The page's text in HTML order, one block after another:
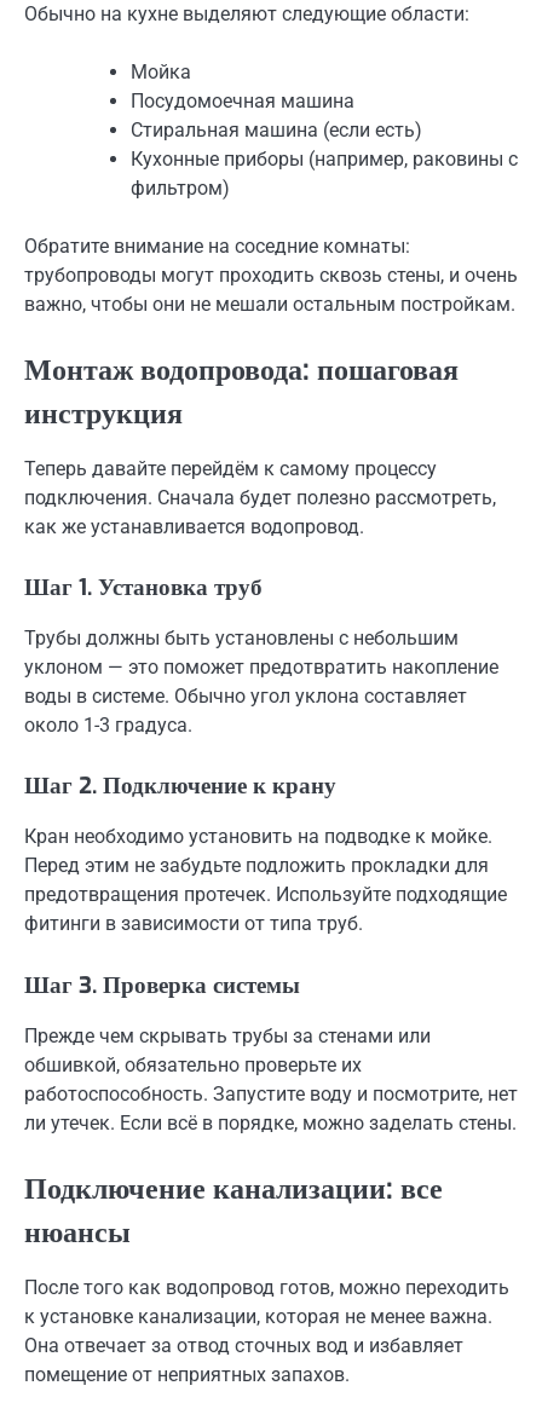
Обычно на кухне выделяют следующие области:
Мойка
Посудомоечная машина
Стиральная машина (если есть)
Кухонные приборы (например, раковины с
фильтром)
Обратите внимание на соседние комнаты:
трубопроводы могут проходить сквозь стены, и очень
важно, чтобы они не мешали остальным постройкам.
Монтаж водопровода: пошаговая
инструкция
Теперь давайте перейдём к самому процессу
подключения. Сначала будет полезно рассмотреть,
как же устанавливается водопровод.
Шаг 1. Установка труб
Трубы должны быть установлены с небольшим
уклоном — это поможет предотвратить накопление
воды в системе. Обычно угол уклона составляет
около 1-3 градуса.
Шаг 2. Подключение к крану
Кран необходимо установить на подводке к мойке.
Перед этим не забудьте подложить прокладки для
предотвращения протечек. Используйте подходящие
фитинги в зависимости от типа труб.
Шаг 3. Проверка системы
Прежде чем скрывать трубы за стенами или
обшивкой, обязательно проверьте их
работоспособность. Запустите воду и посмотрите, нет
ли утечек. Если всё в порядке, можно заделать стены.
Подключение канализации: все
нюансы
После того как водопровод готов, можно переходить
к установке канализации, которая не менее важна.
Она отвечает за отвод сточных вод и избавляет
помещение от неприятных запахов.